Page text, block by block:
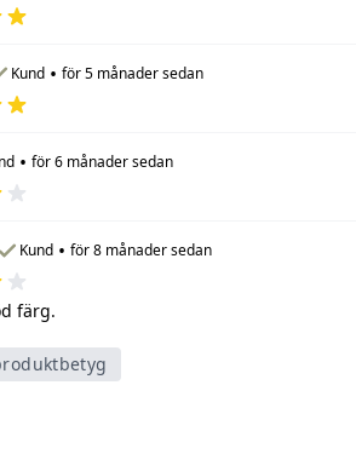
Kund • för 5 månader sedan
• för 6 månader sedan
Kund • för 8 månader sedan
färg.